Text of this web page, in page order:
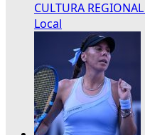
CULTURA
Local